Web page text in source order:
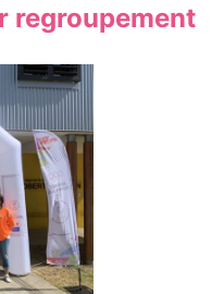
regroupement